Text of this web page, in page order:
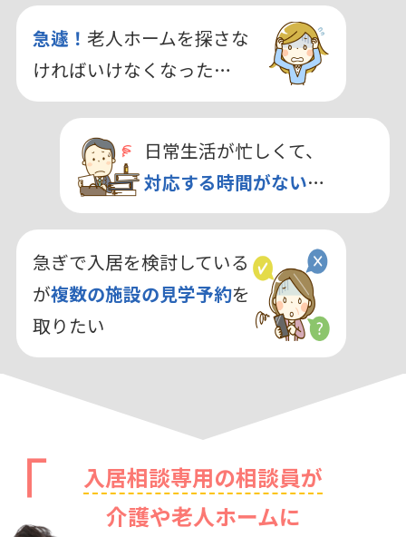
急遽！ 老人ホームを探さな
ければいけなくなった…
日常生活が忙しくて、
対応する時間がない…
急ぎで入居を検討している
が複数の施設の見学予約を
取りたい
入居相談専用の相談員が
介護や老人ホームに